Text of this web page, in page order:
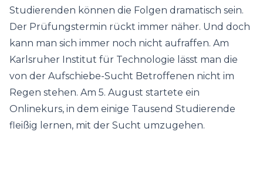
Studierenden können die Folgen dramatisch sein.
Der Prüfungstermin rückt immer näher. Und doch
kann man sich immer noch nicht aufraffen. Am
Karlsruher Institut für Technologie lässt man die
von der Aufschiebe-Sucht Betroffenen nicht im
Regen stehen. Am 5. August startete ein
Onlinekurs, in dem einige Tausend Studierende
fleißig lernen, mit der Sucht umzugehen.